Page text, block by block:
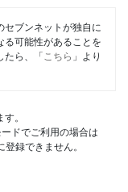
セブンネットが独自に
る可能性があることを
たら、「こちら 」より
。
ドでご利用の場合は
録できません。